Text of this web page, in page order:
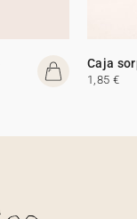
Caja
1,85 €